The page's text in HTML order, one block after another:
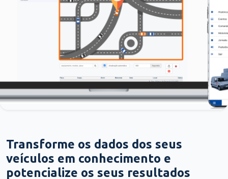
Transforme os dados dos seus
veículos em conhecimento e
potencialize os seus resultados